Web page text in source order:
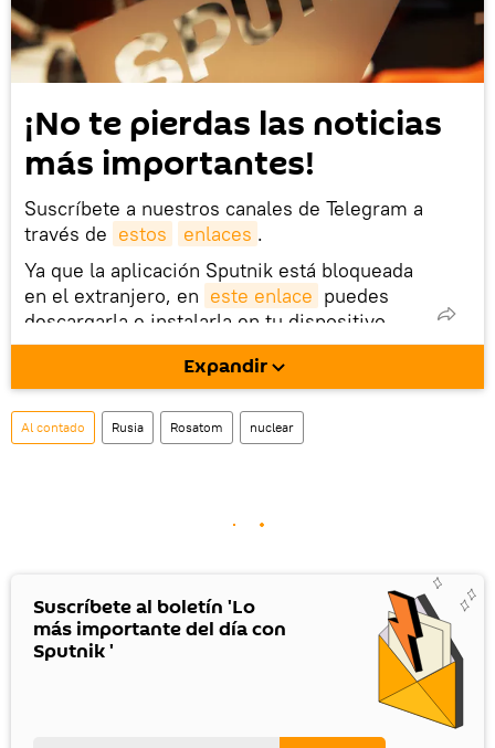
¡No te pierdas las noticias
más importantes!
Suscríbete a nuestros canales de Telegram a
través de estos enlaces .
Ya que la aplicación Sputnik está bloqueada
en el extranjero, en este enlace puedes
descargarla e instalarla en tu dispositivo
móvil (¡solo para Android!).
Expandir
Al contado Rusia Rosatom nuclear
Suscríbete al boletín 'Lo
más importante del día con
Sputnik '